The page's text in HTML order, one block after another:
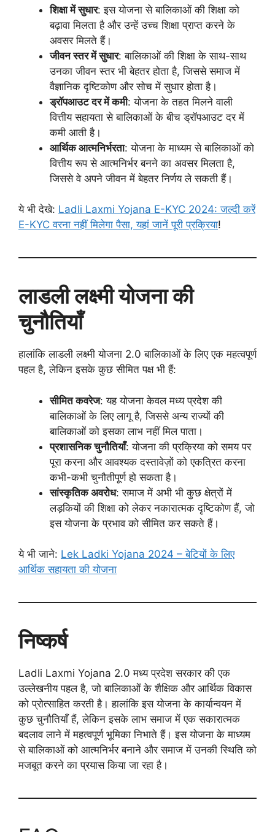
शिक्षा में सुधार: इस योजना से बालिकाओं की शिक्षा को
बढ़ावा मिलता है और उन्हें उच्च शिक्षा प्राप्त करने के
अवसर मिलते हैं।
जीवन स्तर में सुधार: बालिकाओं की शिक्षा के साथ-साथ
उनका जीवन स्तर भी बेहतर होता है, जिससे समाज में
वैज्ञानिक दृष्टिकोण और सोच में सुधार होता है।
ड्रॉपआउट दर में कमी: योजना के तहत मिलने वाली
वित्तीय सहायता से बालिकाओं के बीच ड्रॉपआउट दर में
कमी आती है।
आर्थिक आत्मनिर्भरता: योजना के माध्यम से बालिकाओं को
वित्तीय रूप से आत्मनिर्भर बनने का अवसर मिलता है,
जिससे वे अपने जीवन में बेहतर निर्णय ले सकती हैं।
ये भी देखे: Ladli Laxmi Yojana E-KYC 2024: जल्दी करें
E-KYC वरना नहीं मिलेगा पैसा, यहां जानें पूरी प्रक्रिया!
लाडली लक्ष्मी योजना की
चुनौतियाँ
हालांकि लाडली लक्ष्मी योजना 2.0 बालिकाओं के लिए एक महत्वपूर्ण
पहल है, लेकिन इसके कुछ सीमित पक्ष भी हैं:
सीमित कवरेज: यह योजना केवल मध्य प्रदेश की
बालिकाओं के लिए लागू है, जिससे अन्य राज्यों की
बालिकाओं को इसका लाभ नहीं मिल पाता।
प्रशासनिक चुनौतियाँ: योजना की प्रक्रिया को समय पर
पूरा करना और आवश्यक दस्तावेज़ों को एकत्रित करना
कभी-कभी चुनौतीपूर्ण हो सकता है।
सांस्कृतिक अवरोध: समाज में अभी भी कुछ क्षेत्रों में
लड़कियों की शिक्षा को लेकर नकारात्मक दृष्टिकोण हैं, जो
इस योजना के प्रभाव को सीमित कर सकते हैं।
ये भी जाने: Lek Ladki Yojana 2024 – बेटियों के लिए
आर्थिक सहायता की योजना
निष्कर्ष
Ladli Laxmi Yojana 2.0 मध्य प्रदेश सरकार की एक
उल्लेखनीय पहल है, जो बालिकाओं के शैक्षिक और आर्थिक विकास
को प्रोत्साहित करती है। हालांकि इस योजना के कार्यान्वयन में
कुछ चुनौतियाँ हैं, लेकिन इसके लाभ समाज में एक सकारात्मक
बदलाव लाने में महत्वपूर्ण भूमिका निभाते हैं। इस योजना के माध्यम
से बालिकाओं को आत्मनिर्भर बनाने और समाज में उनकी स्थिति को
मजबूत करने का प्रयास किया जा रहा है।